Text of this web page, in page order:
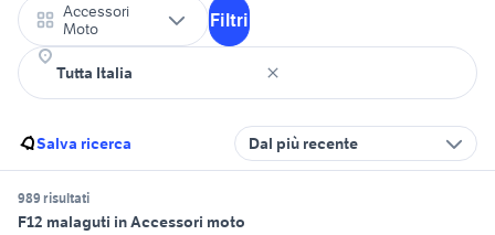
Accessori
Moto
Filtri
Salva ricerca Dal più recente
989 risultati
F12 malaguti in Accessori moto